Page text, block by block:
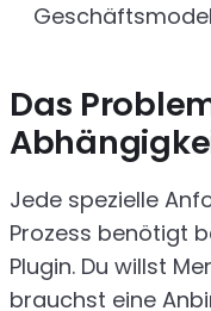
Das
Jede spezielle
Prozess benötigt
Plugin. Du willst
brauchst eine